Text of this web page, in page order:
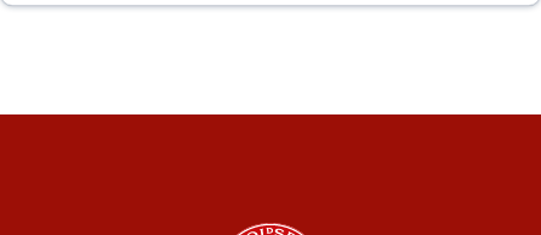
altid til efter kampe?